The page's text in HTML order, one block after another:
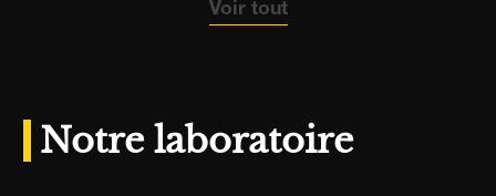
Voir tout
Notre laboratoire